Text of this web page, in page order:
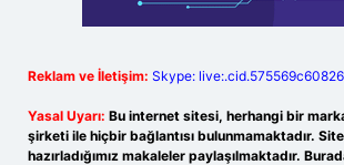
Reklam ve İletişim: Skype:
Yasal Uyarı: Bu internet sitesi, herhangi bir
şirketi ile hiçbir bağlantısı bulunmamaktadır.
hazırladığımız makaleler paylaşılmaktadır.